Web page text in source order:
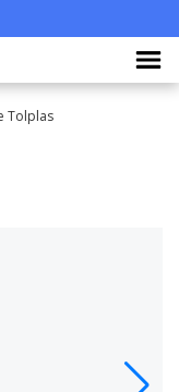
Tolplas